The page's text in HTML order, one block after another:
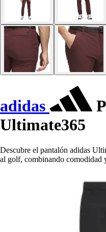
adidas
Ultimate365
Descubre el pantalón adidas
al golf, combinando comodidad